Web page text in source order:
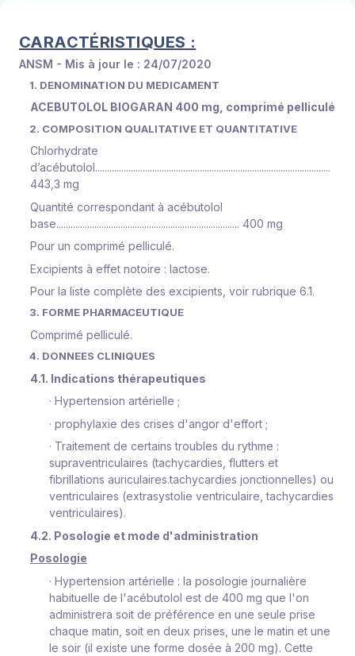
CARACTÉRISTIQUES :
ANSM - Mis à jour le : 24/07/2020
1. DENOMINATION DU MEDICAMENT
ACEBUTOLOL BIOGARAN 400 mg, comprimé pelliculé
2. COMPOSITION QUALITATIVE ET QUANTITATIVE
Chlorhydrate
d’acébutolol...................................................................................................
443,3 mg
Quantité correspondant à acébutolol
base............................................................................. 400 mg
Pour un comprimé pelliculé.
Excipients à effet notoire : lactose.
Pour la liste complète des excipients, voir rubrique 6.1.
3. FORME PHARMACEUTIQUE
Comprimé pelliculé.
4. DONNEES CLINIQUES
4.1. Indications thérapeutiques
· Hypertension artérielle ;
· prophylaxie des crises d'angor d'effort ;
· Traitement de certains troubles du rythme :
supraventriculaires (tachycardies, flutters et
fibrillations auriculaires.tachycardies jonctionnelles) ou
ventriculaires (extrasystolie ventriculaire, tachycardies
ventriculaires).
4.2. Posologie et mode d'administration
Posologie
· Hypertension artérielle : la posologie journalière
habituelle de l'acébutolol est de 400 mg que l'on
administrera soit de préférence en une seule prise
chaque matin, soit en deux prises, une le matin et une
le soir (il existe une forme dosée à 200 mg). Cette